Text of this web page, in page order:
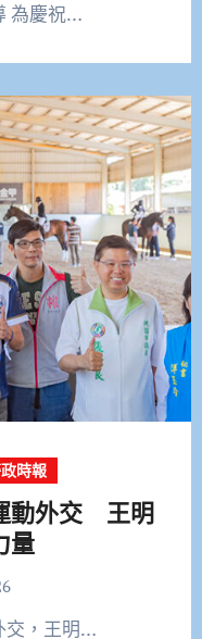
為慶祝…
時報
動外交 王明
量
交，王明…